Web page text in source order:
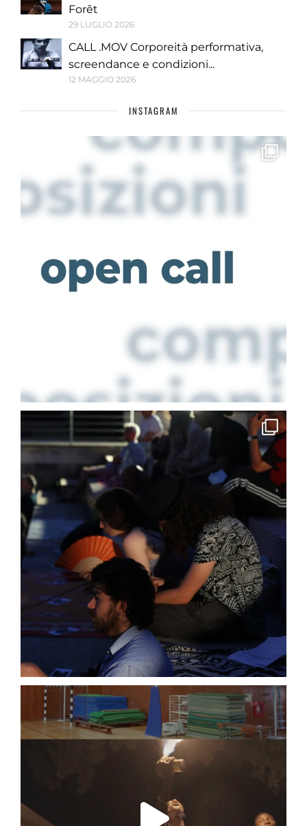
Forêt
29 LUGLIO 2026
CALL .MOV Corporeità performativa,
screendance e condizioni...
12 MAGGIO 2026
INSTAGRAM